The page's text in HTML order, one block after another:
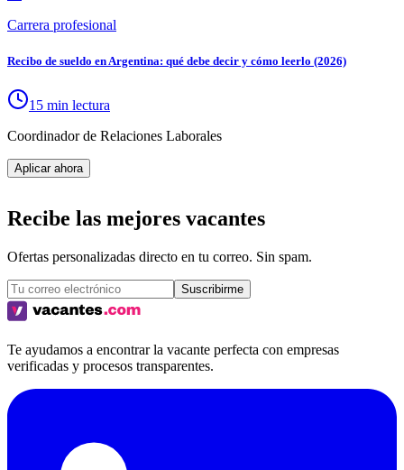
Carrera profesional
Recibo de sueldo en Argentina: qué debe decir y cómo leerlo (2026)
15 min lectura
Coordinador de Relaciones Laborales
Aplicar ahora
Recibe las mejores vacantes
Ofertas personalizadas directo en tu correo. Sin spam.
Suscribirme
Te ayudamos a encontrar la vacante perfecta con empresas
verificadas y procesos transparentes.